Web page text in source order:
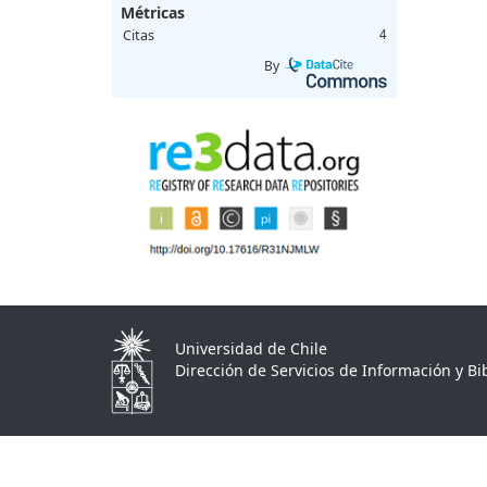
Métricas
Citas 4
By
Universidad de Chile
Dirección de Servicios de Información y